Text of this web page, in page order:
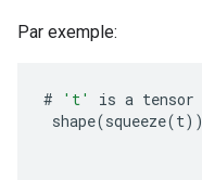
Par exemple:
# 't' is a tensor
shape(squeeze(t))